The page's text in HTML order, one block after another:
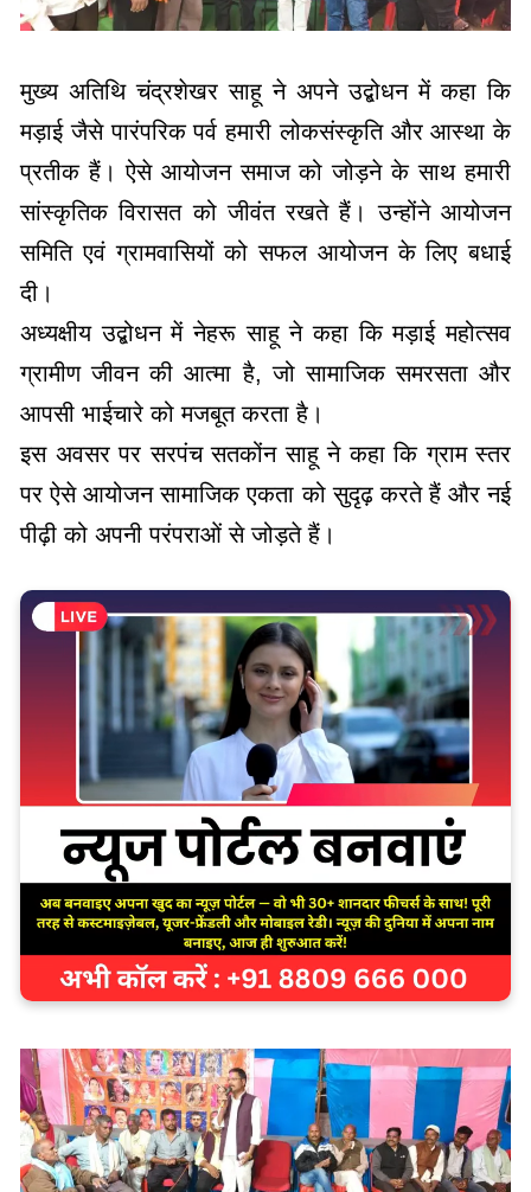
मुख्य अतिथि चंद्रशेखर साहू ने अपने उद्बोधन में कहा कि
मड़ाई जैसे पारंपरिक पर्व हमारी लोकसंस्कृति और आस्था के
प्रतीक हैं। ऐसे आयोजन समाज को जोड़ने के साथ हमारी
सांस्कृतिक विरासत को जीवंत रखते हैं। उन्होंने आयोजन
समिति एवं ग्रामवासियों को सफल आयोजन के लिए बधाई
दी।
अध्यक्षीय उद्बोधन में नेहरू साहू ने कहा कि मड़ाई महोत्सव
ग्रामीण जीवन की आत्मा है, जो सामाजिक समरसता और
आपसी भाईचारे को मजबूत करता है।
इस अवसर पर सरपंच सतकोंन साहू ने कहा कि ग्राम स्तर
पर ऐसे आयोजन सामाजिक एकता को सुदृढ़ करते हैं और नई
पीढ़ी को अपनी परंपराओं से जोड़ते हैं।